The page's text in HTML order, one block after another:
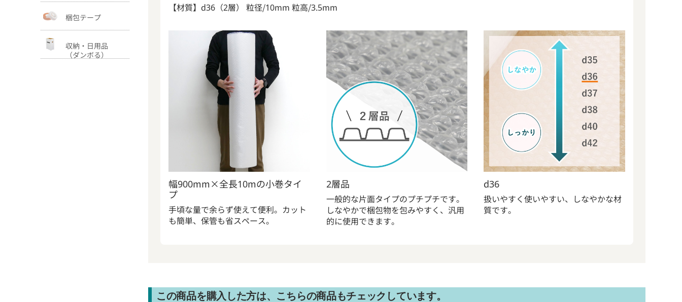
梱包テープ
収納・日用品
（ダンボる）
【材質】d36（2層） 粒径/10mm 粒高/3.5mm
幅900mm×全長10mの小巻タイ
プ
手頃な量で余らず使えて便利。カット
も簡単、保管も省スペース。
2層品
一般的な片面タイプのプチプチです。
しなやかで梱包物を包みやすく、汎用
的に使用できます。
d36
扱いやすく使いやすい、しなやかな材
質です。
この商品を購入した方は、こちらの商品もチェックしています。